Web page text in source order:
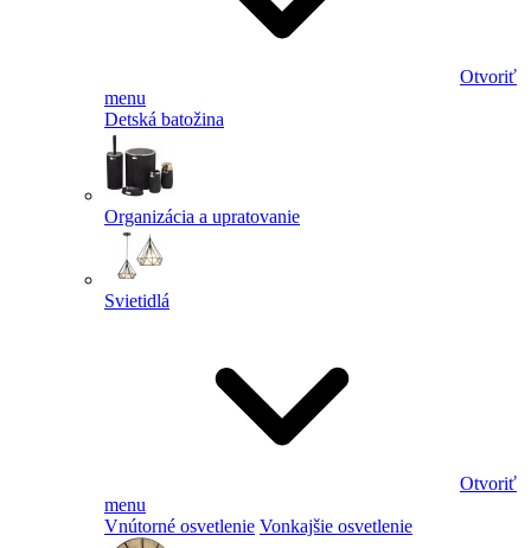
Otvoriť
menu
Detská batožina
Organizácia a upratovanie
Svietidlá
Otvoriť
menu
Vnútorné osvetlenie Vonkajšie osvetlenie